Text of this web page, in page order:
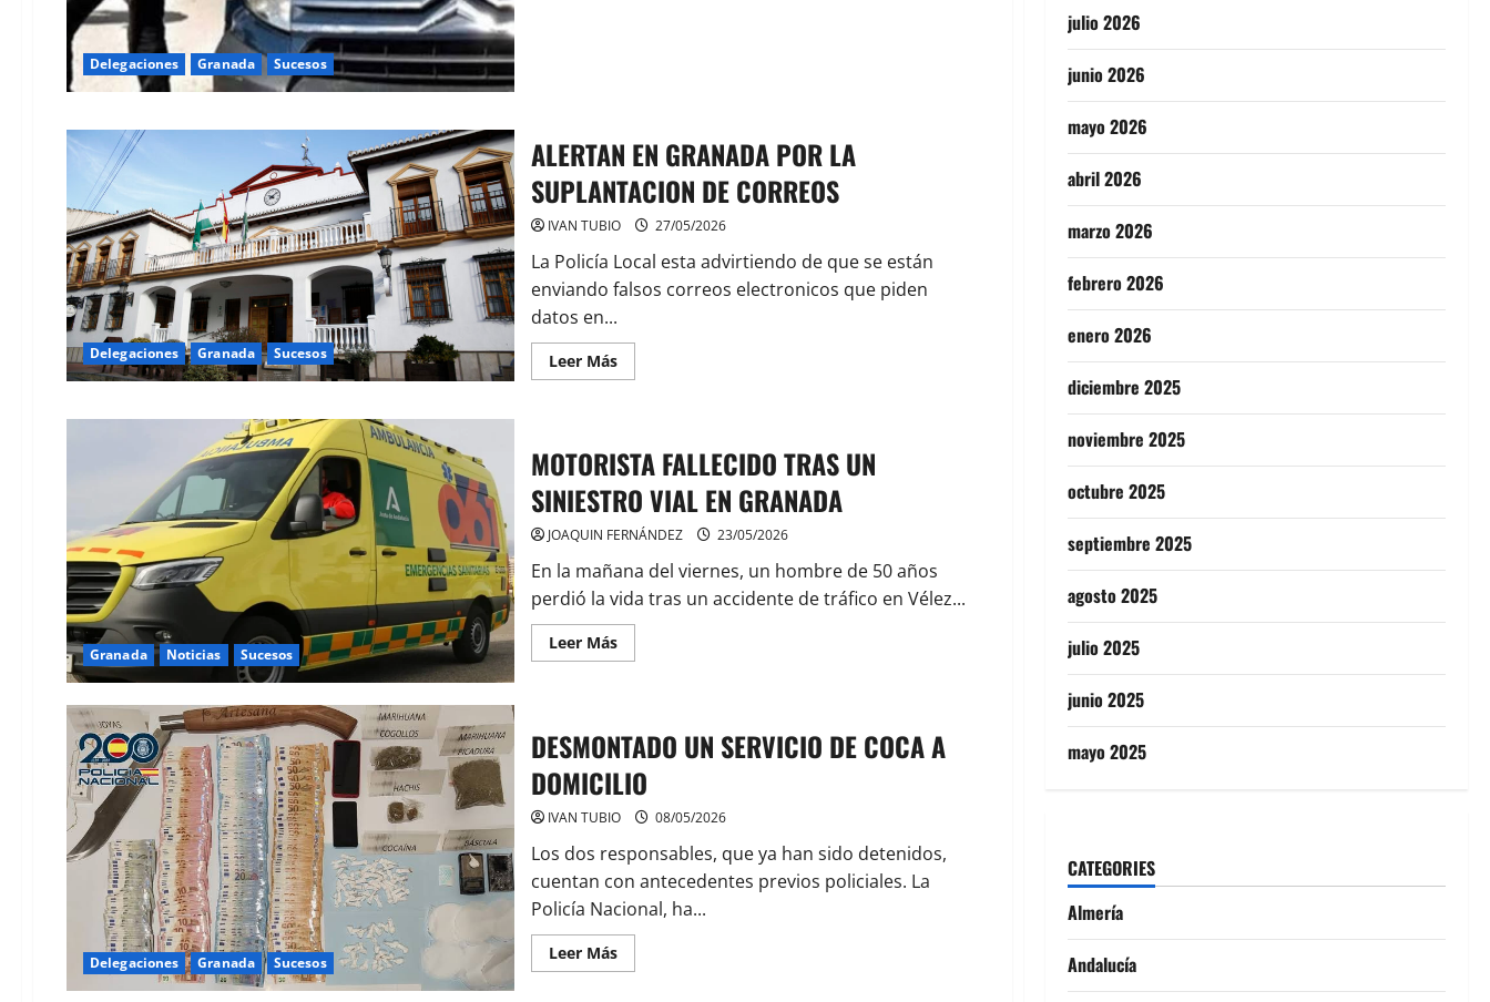
Delegaciones Granada Sucesos
Delegaciones Granada Sucesos
ALERTAN EN GRANADA POR LA
SUPLANTACION DE CORREOS
IVAN TUBIO 27/05/2026
La Policía Local esta advirtiendo de que se están
enviando falsos correos electronicos que piden
datos en...
Leer MásLeer
más
GRANADA
POR
LA
SUPLANTACION
DE
CORREOS
Granada Noticias Sucesos
MOTORISTA FALLECIDO TRAS UN
SINIESTRO VIAL EN GRANADA
JOAQUIN FERNÁNDEZ 23/05/2026
En la mañana del viernes, un hombre de 50 años
perdió la vida tras un accidente de tráfico en Vélez...
Leer MásLeer
más
TRAS
UN
SINIESTRO
VIAL
EN
GRANADA
Delegaciones Granada Sucesos
DESMONTADO UN SERVICIO DE COCA A
DOMICILIO
IVAN TUBIO 08/05/2026
Los dos responsables, que ya han sido detenidos,
cuentan con antecedentes previos policiales. La
Policía Nacional, ha...
Leer MásLeer
más
julio 2026
junio 2026
mayo 2026
abril 2026
marzo 2026
febrero 2026
enero 2026
diciembre 2025
noviembre 2025
octubre 2025
septiembre 2025
agosto 2025
julio 2025
junio 2025
mayo 2025
CATEGORIES
Almería
Andalucía